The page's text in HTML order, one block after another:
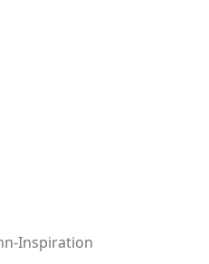
Inspiration